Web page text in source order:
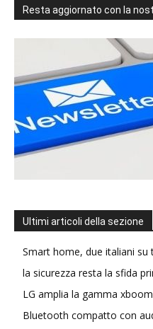
Resta aggiornato con la
Ultimi articoli della sezione
Smart home, due italiani su
la sicurezza resta la sfida
LG amplia la gamma
Bluetooth compatto con